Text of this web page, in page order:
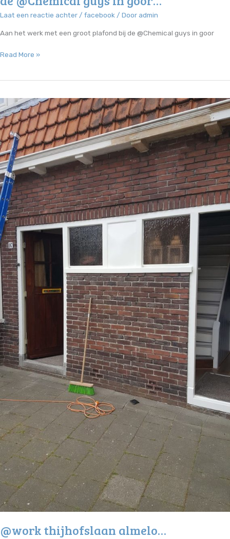
Laat een reactie achter / facebook / Door admin
Aan het werk met een groot plafond bij de @Chemical guys in goor
Aan
een
groot
plafond
bij
de
@Chemical
guys
in
goor…
Read More »
@work thijhofslaan almelo…